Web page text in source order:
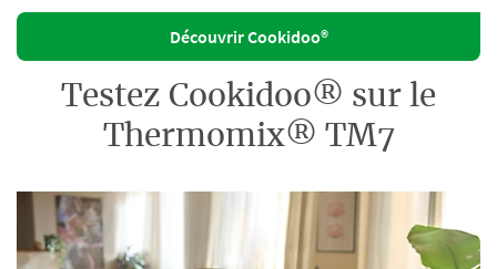
Découvrir Cookidoo®
Testez Cookidoo® sur le
Thermomix® TM7